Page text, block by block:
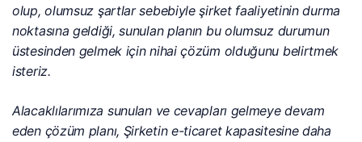
olup, olumsuz şartlar sebebiyle şirket faaliyetinin durma
noktasına geldiği, sunulan planın bu olumsuz durumun
üstesinden gelmek için nihai çözüm olduğunu belirtmek
isteriz.
Alacaklılarımıza sunulan ve cevapları gelmeye devam
eden çözüm planı, Şirketin e-ticaret kapasitesine daha